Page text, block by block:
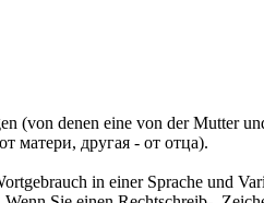
(von denen eine von der Mutter
от матери, другая - от отца).
in einer Sprache und